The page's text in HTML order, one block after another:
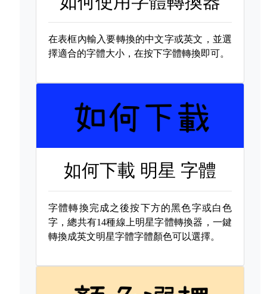
在表框內輸入要轉換的中文字或英文，並選
擇適合的字體大小，在按下字體轉換即可。
如何下載 明星 字體
字體轉換完成之後按下方的黑色字或白色
字，總共有14種線上明星字體轉換器，一鍵
轉換成英文明星字體字體顏色可以選擇。